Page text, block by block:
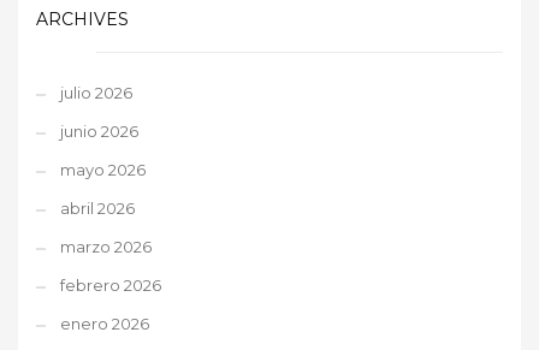
ARCHIVES
julio 2026
junio 2026
mayo 2026
abril 2026
marzo 2026
febrero 2026
enero 2026